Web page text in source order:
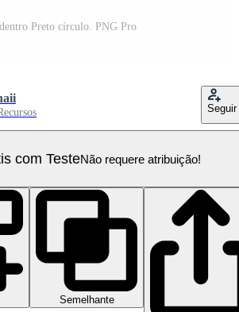
Preto círculo. PNG Pro
Seguir
com TesteNão requere atribuição!
Semelhante